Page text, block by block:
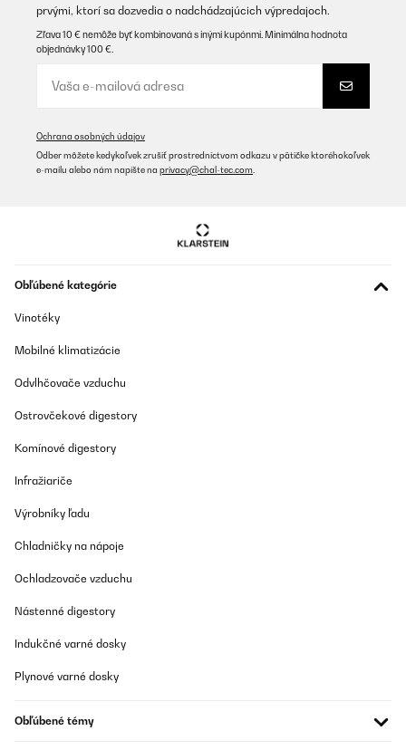
prvými, ktorí sa dozvedia o nadchádzajúcich výpredajoch.
Zľava 10 € nemôže byť kombinovaná s inými kupónmi. Minimálna hodnota
objednávky 100 €.
Ochrana osobných údajov
Odber môžete kedykoľvek zrušiť prostredníctvom odkazu v pätičke ktoréhokoľvek
e-mailu alebo nám napíšte na privacy@chal-tec.com
Obľúbené kategórie
Vinotéky
Mobilné klimatizácie
Odvlhčovače vzduchu
Ostrovčekové digestory
Komínové digestory
Infražiariče
Výrobníky ľadu
Chladničky na nápoje
Ochladzovače vzduchu
Nástenné digestory
Indukčné varné dosky
Plynové varné dosky
Obľúbené témy